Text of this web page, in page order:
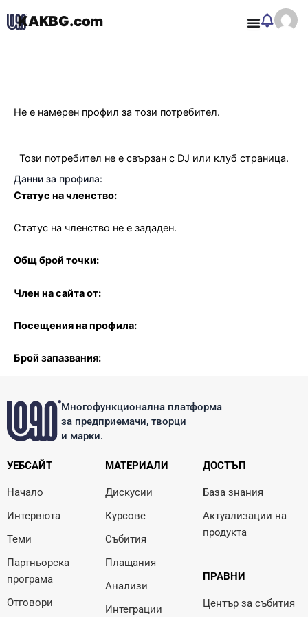
to
KAKBG.com
Не е намерен профил за този потребител.
Този потребител не е свързан с DJ или клуб страница.
Данни за профила:
Статус на членство:
Статус на членство не е зададен.
Общ брой точки:
Член на сайта от:
Посещения на профила:
Брой запазвания:
Многофункционална платформа
за предприемачи, творци
и марки.
УЕБСАЙТ
Начало
Интервюта
Теми
Партньорска
програма
Отговори
МАТЕРИАЛИ
Дискусии
Курсове
Събития
Плащания
Анализи
Интеграции
ДОСТЪП
База знания
Актуализации на
продукта
ПРАВНИ
Център за събития